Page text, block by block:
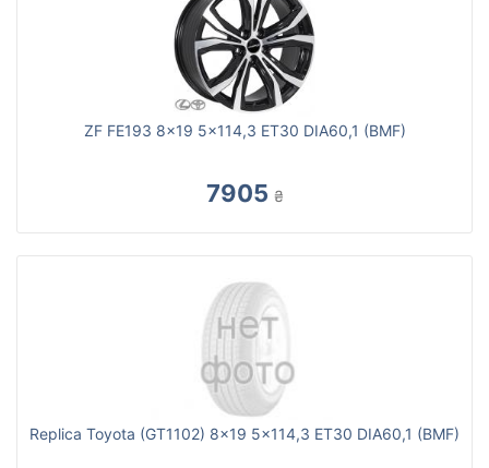
ZF FE193 8x19 5x114,3 ET30 DIA60,1 (BMF)
7905 ₴
Replica Toyota (GT1102) 8x19 5x114,3 ET30 DIA60,1 (BMF)